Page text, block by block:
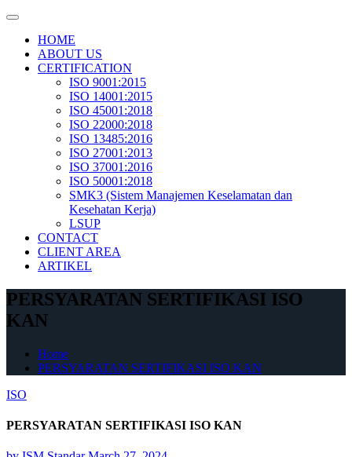
Skip
contentHOME
ABOUT US
CERTIFICATION
ISO 9001:2015
ISO 14001:2015
ISO 45001:2018
ISO 22000:2018
ISO 13485:2016
ISO 27001:2013
ISO 37001:2016
ISO 50001:2018
SMK3 (Sistem Manajemen Keselamatan dan
Kesehatan Kerja)
LSUP
CONTACT
CLIENT AREA
ARTIKEL
PERSYARATAN SERTIFIKASI ISO
KAN
Home
PERSYARATAN SERTIFIKASI ISO KAN
ISO
PERSYARATAN SERTIFIKASI ISO KAN